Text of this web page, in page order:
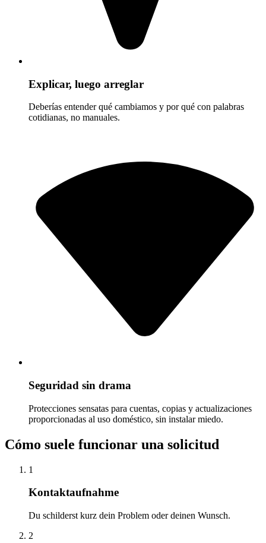
Explicar, luego arreglar
Deberías entender qué cambiamos y por qué con palabras
cotidianas, no manuales.
Seguridad sin drama
Protecciones sensatas para cuentas, copias y actualizaciones
proporcionadas al uso doméstico, sin instalar miedo.
Cómo suele funcionar una solicitud
1
Kontaktaufnahme
Du schilderst kurz dein Problem oder deinen Wunsch.
2